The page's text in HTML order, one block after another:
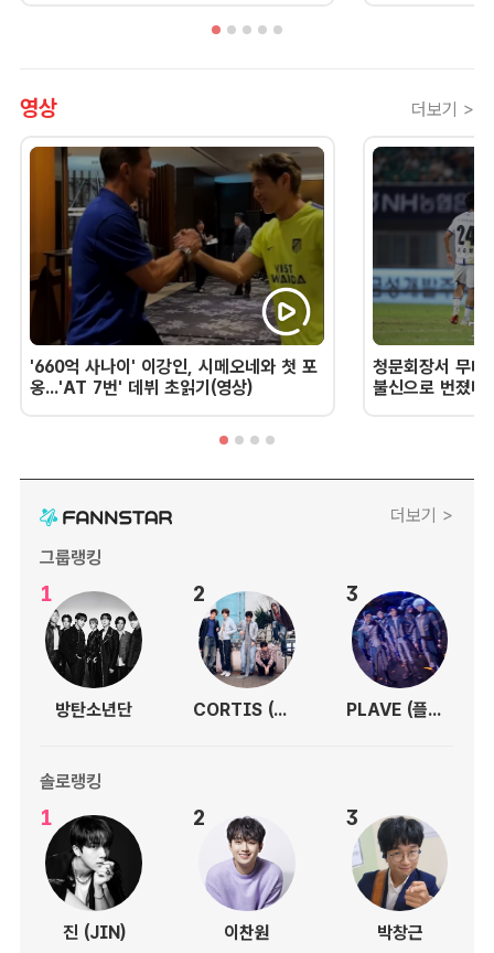
영상 더보기 >
'660억 사나이' 이강인, 시메오네와 첫 포
옹...'AT 7번' 데뷔 초읽기(영상)
청문회장서 무너
불신으로 번졌
더보기 >
그룹랭킹
1
방탄소년단
2
CORTIS (코르티스)
3
PLAVE (플레이브)
솔로랭킹
1
진 (JIN)
2
이찬원
3
박창근